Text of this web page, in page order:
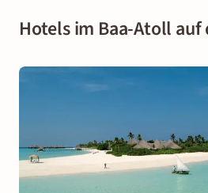
Hotels im Baa-Atoll